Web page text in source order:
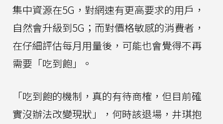
集中資源在5G，對網速有更高要求的用戶，
自然會升級到5G；而對價格敏感的消費者，
在仔細評估每月用量後，可能也會覺得不再
需要「吃到飽」。
「吃到飽的機制，真的有待商榷，但目前確
實沒辦法改變現狀」，何時該退場，井琪抱